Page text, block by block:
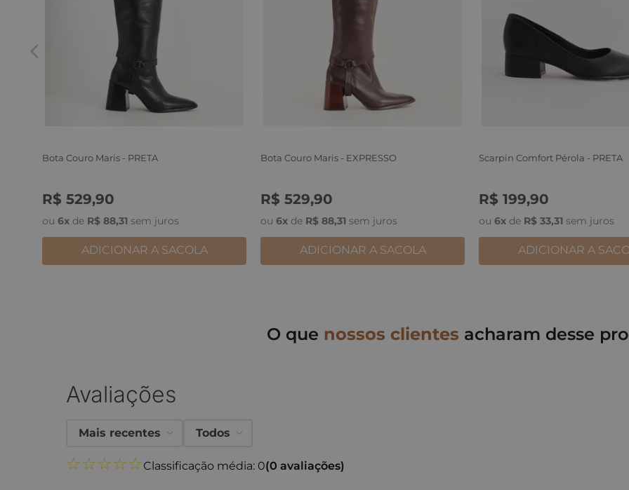
Bota Couro Maris - PRETA
R$ 529,90
ou 6x de R$ 88,31 sem juros
36
ADICIONAR A SACOLA
Bota Couro Maris - EXPRESSO
R$ 529,90
ou 6x de R$ 88,31 sem juros
36
ADICIONAR A SACOLA
Scarpin Comfort Pérola - PRETA
R$ 199,90
ou 6x de R$ 33,31 sem juros
36
ADICIONAR A
O que nossos clientes acharam desse
Avaliações
☆☆☆☆☆Classificação média: 0(0 avaliações)
Mais recentes Todos